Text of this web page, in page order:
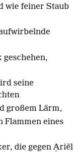
wie feiner Staub
seine
großem Lärm,
Flammen eines
die gegen Ạriël